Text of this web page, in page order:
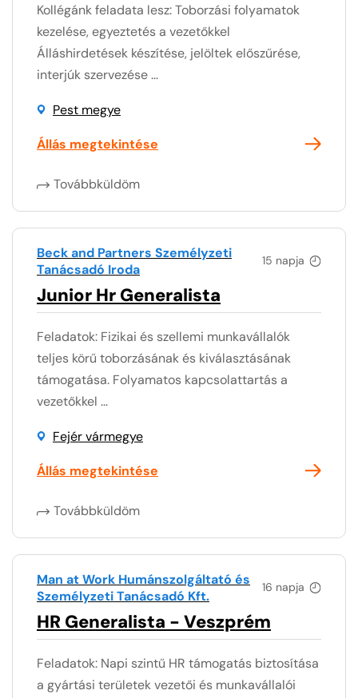
Kollégánk feladata lesz: Toborzási folyamatok
kezelése, egyeztetés a vezetőkkel
Álláshirdetések készítése, jelöltek előszűrése,
interjúk szervezése ...
Pest megye
Állás megtekintése
Továbbküldöm
15 napja
Beck and Partners Személyzeti
Tanácsadó Iroda
Junior Hr Generalista
Feladatok: Fizikai és szellemi munkavállalók
teljes körű toborzásának és kiválasztásának
támogatása. Folyamatos kapcsolattartás a
vezetőkkel ...
Fejér vármegye
Állás megtekintése
Továbbküldöm
16 napja
Man at Work Humánszolgáltató és
Személyzeti Tanácsadó Kft.
HR Generalista - Veszprém
Feladatok: Napi szintű HR támogatás biztosítása
a gyártási területek vezetői és munkavállalói